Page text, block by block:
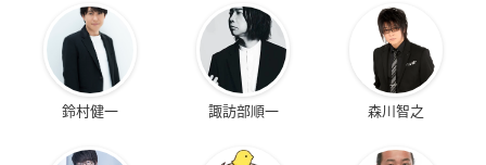
鈴村健一 諏訪部順一 森川智之